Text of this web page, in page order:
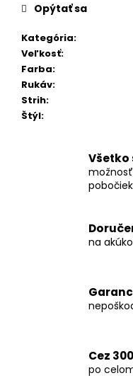
Kategória:
Veľkosť:
Farba:
Rukáv:
Strih:
Štýl:
Opýtať sa
Všetko
pobočiek
na
Cez
po
ú
č
a
m
e
KOŠEĽA